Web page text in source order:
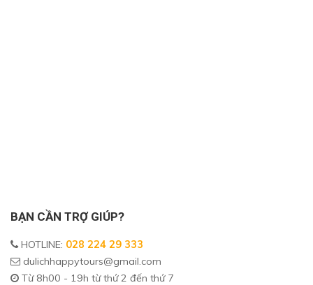
BẠN CẦN TRỢ GIÚP?
HOTLINE: 028 224 29 333
dulichhappytours@gmail.com
Từ 8h00 - 19h từ thứ 2 đến thứ 7